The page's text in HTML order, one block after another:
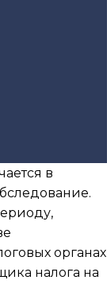
в
органах
налога на